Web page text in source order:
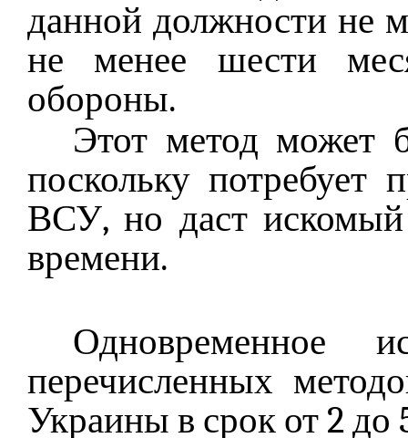
данной должности не
не менее шести
обороны.
Этот метод может
поскольку потребует
ВСУ, но даст искомый
времени.
Одновременное
перечисленных
Украины в срок от 2 до